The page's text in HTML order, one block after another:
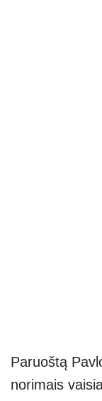
Paruoštą
norimais